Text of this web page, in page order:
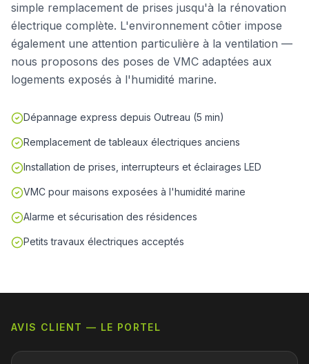
simple remplacement de prises jusqu'à la rénovation
électrique complète. L'environnement côtier impose
également une attention particulière à la ventilation —
nous proposons des poses de VMC adaptées aux
logements exposés à l'humidité marine.
Dépannage express depuis Outreau (5 min)
Remplacement de tableaux électriques anciens
Installation de prises, interrupteurs et éclairages LED
VMC pour maisons exposées à l'humidité marine
Alarme et sécurisation des résidences
Petits travaux électriques acceptés
AVIS CLIENT — LE PORTEL